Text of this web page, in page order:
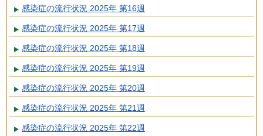
感染症の流行状況 2025年 第16週
感染症の流行状況 2025年 第17週
感染症の流行状況 2025年 第18週
感染症の流行状況 2025年 第19週
感染症の流行状況 2025年 第20週
感染症の流行状況 2025年 第21週
感染症の流行状況 2025年 第22週